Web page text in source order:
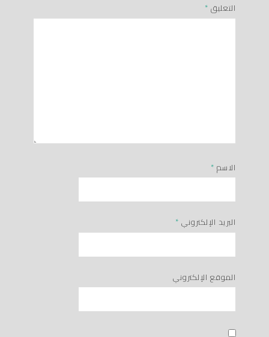
التعليق *
الاسم *
البريد الإلكتروني *
الموقع الإلكتروني